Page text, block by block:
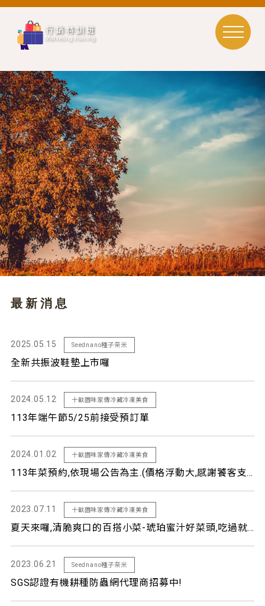
最新消息
2025.05.15 Seednano種子奈米
全新共振波鞋墊上市囉
2024.05.12 十畝園味家傳冷藏冷凍美食
113年端午節5/25前接受預訂單
2024.01.02 十畝園味家傳冷藏冷凍美食
113年菜預約,依現場公告為主.(價格浮動大,感謝饕客支持)
2023.07.11 十畝園味家傳冷藏冷凍美食
夏天來囉,清脆爽口的百搭小菜-琥珀蜜汁好菜頭,吃過就知道-回不去 了
2023.06.21 Seednano種子奈米
SGS認證有機耕種防蟲網代理商招募中!